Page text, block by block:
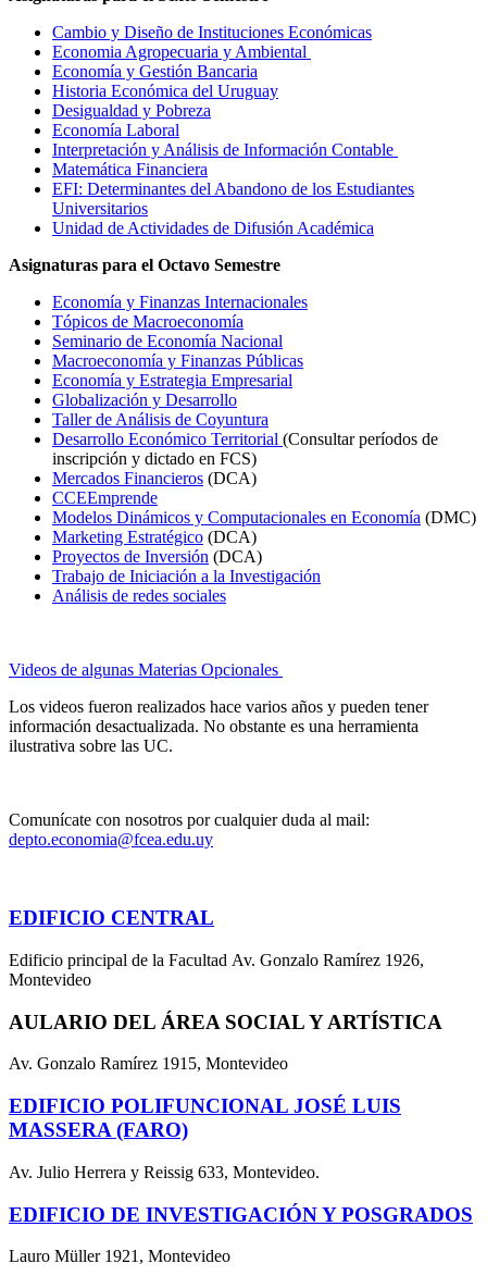
Cambio y Diseño de Instituciones Económicas
Economia Agropecuaria y Ambiental
Economía y Gestión Bancaria
Historia Económica del Uruguay
Desigualdad y Pobreza
Economía Laboral
Interpretación y Análisis de Información Contable
Matemática Financiera
EFI: Determinantes del Abandono de los Estudiantes
Universitarios
Unidad de Actividades de Difusión Académica
Asignaturas para el Octavo Semestre
Economía y Finanzas Internacionales
Tópicos de Macroeconomía
Seminario de Economía Nacional
Macroeconomía y Finanzas Públicas
Economía y Estrategia Empresarial
Globalización y Desarrollo
Taller de Análisis de Coyuntura
Desarrollo Económico Territorial (Consultar períodos de
inscripción y dictado en FCS)
Mercados Financieros (DCA)
CCEEmprende
Modelos Dinámicos y Computacionales en Economía (DMC)
Marketing Estratégico (DCA)
Proyectos de Inversión (DCA)
Trabajo de Iniciación a la Investigación
Análisis de redes sociales
Videos de algunas Materias Opcionales
Los videos fueron realizados hace varios años y pueden tener
información desactualizada. No obstante es una herramienta
ilustrativa sobre las UC.
Comunícate con nosotros por cualquier duda al mail:
depto.economia@fcea.edu.uy
EDIFICIO CENTRAL
Edificio principal de la Facultad Av. Gonzalo Ramírez 1926,
Montevideo
AULARIO DEL ÁREA SOCIAL Y ARTÍSTICA
Av. Gonzalo Ramírez 1915, Montevideo
EDIFICIO POLIFUNCIONAL JOSÉ LUIS
MASSERA (FARO)
Av. Julio Herrera y Reissig 633, Montevideo.
EDIFICIO DE INVESTIGACIÓN Y POSGRADOS
Lauro Müller 1921, Montevideo